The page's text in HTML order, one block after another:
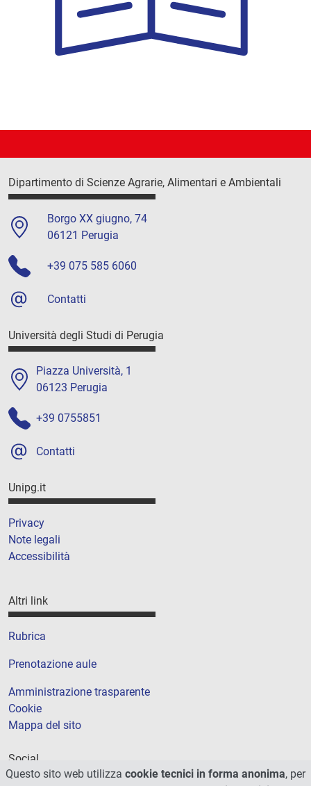
Dipartimento di Scienze Agrarie, Alimentari e Ambientali
Borgo XX giugno, 74
06121 Perugia
+39 075 585 6060
Contatti
Università degli Studi di Perugia
Piazza Università, 1
06123 Perugia
+39 0755851
Contatti
Unipg.it
Privacy
Note legali
Accessibilità
Altri link
Rubrica
Prenotazione aule
Amministrazione trasparente
Cookie
Mappa del sito
Social
Questo sito web utilizza cookie tecnici in forma anonima, per